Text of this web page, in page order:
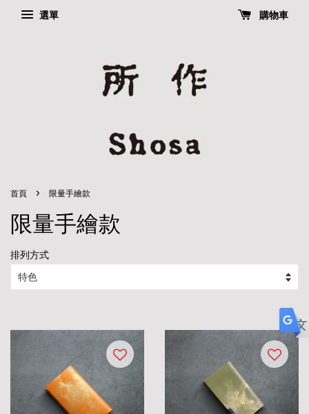
選單 購物車
首頁 › 限量手繪款
限量手繪款
排列方式